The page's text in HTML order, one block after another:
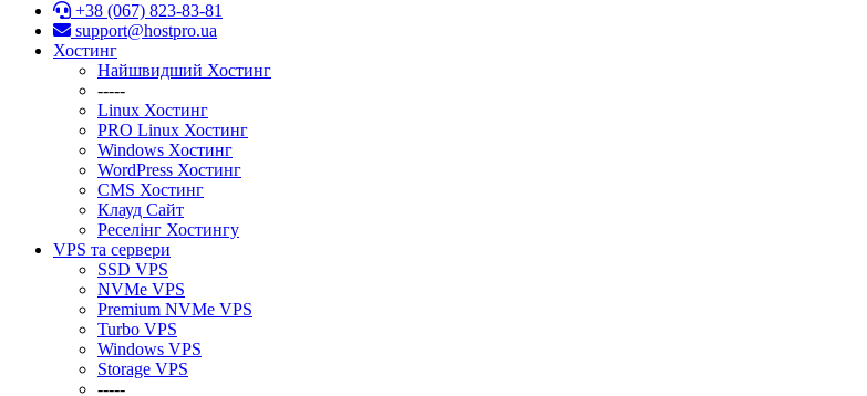
+38 (067) 823-83-81
support@hostpro.ua
Хостинг
Найшвидший Хостинг
-----
Linux Хостинг
PRO Linux Хостинг
Windows Хостинг
WordPress Хостинг
CMS Хостинг
Клауд Сайт
Реселінг Хостингу
VPS та сервери
SSD VPS
NVMe VPS
Premium NVMe VPS
Turbo VPS
Windows VPS
Stоrage VPS
-----